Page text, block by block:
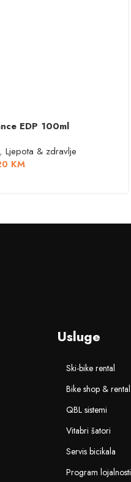
EDP 100ml
, Ljepota & zdravlje
KM
Usluge
Ski-bike rental
Bike shop & rental
QBL sistemi
Vitabri šatori
Servis bicikala
Program lojalnosti